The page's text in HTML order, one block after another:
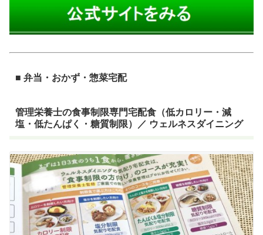
■ 弁当・おかず・惣菜宅配
管理栄養士の食事制限専門宅配食（低カロリー・減
塩・低たんぱく・糖質制限）／ ウェルネスダイニング